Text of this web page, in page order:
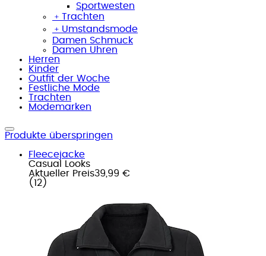
Sportwesten
﹢ Trachten
﹢ Umstandsmode
Damen Schmuck
Damen Uhren
Herren
Kinder
Outfit der Woche
Festliche Mode
Trachten
Modemarken
Produkte überspringen
Fleecejacke
Casual Looks
Aktueller Preis39,99 €
( 12 )